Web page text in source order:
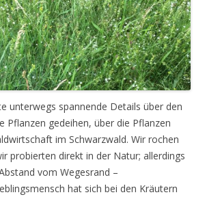
unterwegs spannende Details über den
Pflanzen gedeihen, über die Pflanzen
im Schwarzwald. Wir rochen
probierten direkt in der Natur; allerdings
vom Wegesrand –
hat sich bei den Kräutern